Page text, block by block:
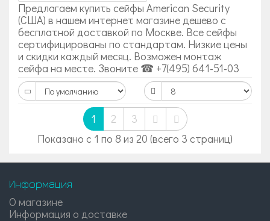
Предлагаем купить сейфы American Security
(США) в нашем интернет магазине дешево с
бесплатной доставкой по Москве. Все сейфы
сертифицированы по стандартам. Низкие цены
и скидки каждый месяц. Возможен монтаж
сейфа на месте. Звоните ☎ +7(495) 641-51-03
1 2
3
Показано с 1 по 8 из 20 (всего 3 страниц)
Информация
О магазине
Информация о доставке